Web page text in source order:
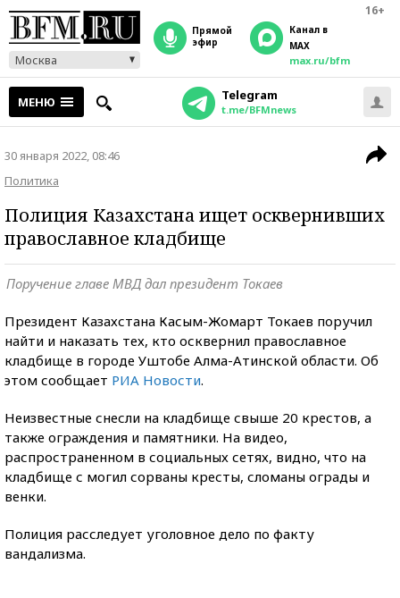
16+
Москва
прямой
эфир
Канал в
MAX
max.ru/bfm
МЕНЮ Telegram
t.me/BFMnews
30 января 2022, 08:46
Политика
Полиция Казахстана ищет осквернивших
православное кладбище
Поручение главе МВД дал президент Токаев
Президент Казахстана Касым-Жомарт Токаев поручил
найти и наказать тех, кто осквернил православное
кладбище в городе Уштобе Алма-Атинской области. Об
этом сообщает РИА Новости.
Неизвестные снесли на кладбище свыше 20 крестов, а
также ограждения и памятники. На видео,
распространенном в социальных сетях, видно, что на
кладбище с могил сорваны кресты, сломаны ограды и
венки.
Полиция расследует уголовное дело по факту
вандализма.